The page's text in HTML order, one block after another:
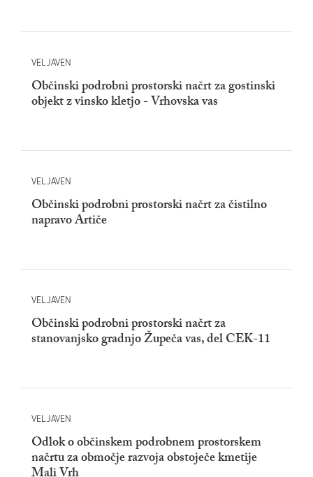
VELJAVEN
Občinski podrobni prostorski načrt za gostinski
objekt z vinsko kletjo - Vrhovska vas
VELJAVEN
Občinski podrobni prostorski načrt za čistilno
napravo Artiče
VELJAVEN
Občinski podrobni prostorski načrt za
stanovanjsko gradnjo Župeča vas, del CEK-11
VELJAVEN
Odlok o občinskem podrobnem prostorskem
načrtu za območje razvoja obstoječe kmetije